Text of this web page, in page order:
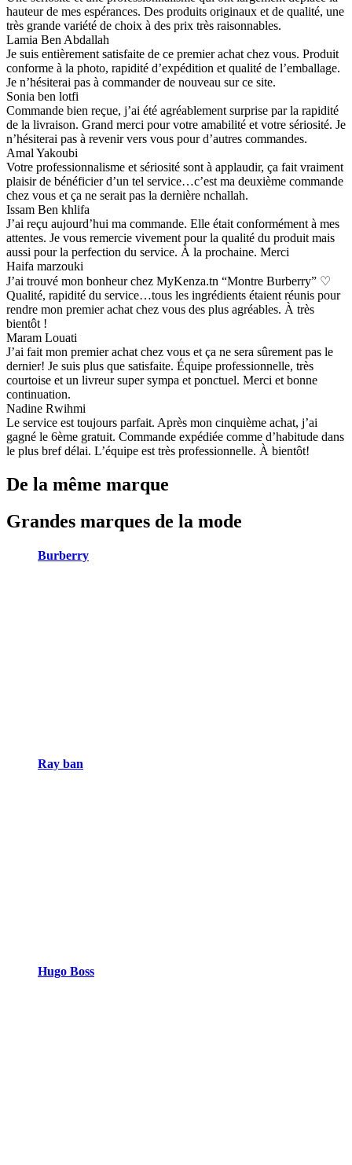
hauteur de mes espérances. Des produits originaux et de qualité, une
très grande variété de choix à des prix très raisonnables.
Lamia Ben Abdallah
Je suis entièrement satisfaite de ce premier achat chez vous. Produit
conforme à la photo, rapidité d’expédition et qualité de l’emballage.
Je n’hésiterai pas à commander de nouveau sur ce site.
Sonia ben lotfi
Commande bien reçue, j’ai été agréablement surprise par la rapidité
de la livraison. Grand merci pour votre amabilité et votre sériosité. Je
n’hésiterai pas à revenir vers vous pour d’autres commandes.
Amal Yakoubi
Votre professionnalisme et sériosité sont à applaudir, ça fait vraiment
plaisir de bénéficier d’un tel service…c’est ma deuxième commande
chez vous et ça ne serait pas la dernière nchallah.
Issam Ben khlifa
J’ai reçu aujourd’hui ma commande. Elle était conformément à mes
attentes. Je vous remercie vivement pour la qualité du produit mais
aussi pour la perfection du service. À la prochaine. Merci
Haifa marzouki
J’ai trouvé mon bonheur chez MyKenza.tn “Montre Burberry” ♡
Qualité, rapidité du service…tous les ingrédients étaient réunis pour
rendre mon premier achat chez vous des plus agréables. À très
bientôt !
Maram Louati
J’ai fait mon premier achat chez vous et ça ne sera sûrement pas le
dernier! Je suis plus que satisfaite. Équipe professionnelle, très
courtoise et un livreur super sympa et ponctuel. Merci et bonne
continuation.
Nadine Rwihmi
Le service est toujours parfait. Après mon cinquième achat, j’ai
gagné le 6ème gratuit. Commande expédiée comme d’habitude dans
le plus bref délai. L’équipe est très professionnelle. À bientôt!
De la même marque
Grandes marques de la mode
Burberry
Ray ban
Hugo Boss